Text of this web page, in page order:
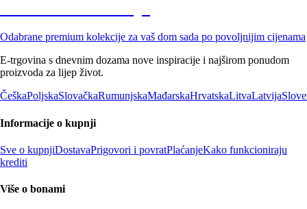
Odabrane premium kolekcije za vaš dom sada po povoljnijim cijenama
E-trgovina s dnevnim dozama nove inspiracije i najširom ponudom
proizvoda za lijep život.
ČeškaPoljskaSlovačkaRumunjskaMađarskaHrvatskaLitvaLatvija
Informacije o kupnji
Sve o kupnjiDostavaPrigovori i povratPlaćanjeKako funkcioniraju
krediti
Više o bonami